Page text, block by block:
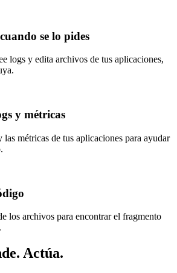
se lo pides
logs y edita archivos de tus aplicaciones,
y métricas
las métricas de tus aplicaciones para ayudar
los archivos para encontrar el fragmento
Actúa.